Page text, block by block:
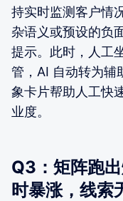
持实时监测客户情
杂语义或预设的负
提示。此时，人工
管，AI 自动转为辅
象卡片帮助人工快
业度。
Q3：矩阵跑
时暴涨，线索